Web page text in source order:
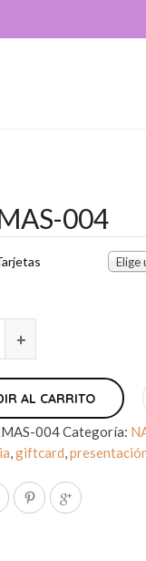
004
Elige
AL CARRITO
004Categoría:
,giftcard,